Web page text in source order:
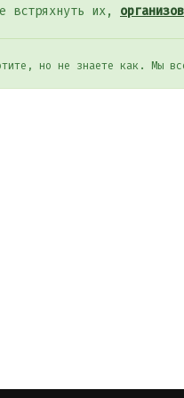
встряхнуть их,
но не знаете как. Мы